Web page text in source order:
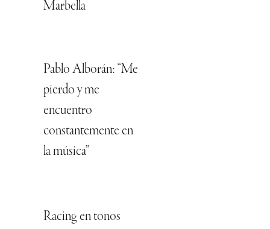
Marbella
Pablo Alborán: “Me
pierdo y me
encuentro
constantemente en
la música”
Racing en tonos